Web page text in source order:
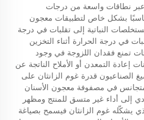
عبر نطاقات واسعة من درجات
بشكل خاص لتطبيقات معجون
النباتية إلى تقلبات في درجة
في درجة الحرارة أثناء التخزين
تمنع فقدان اللزوجة في وجود
إعادة التمعدن أو الأملاح الناتجة عن
الصناعيون قدرة غوم الزانثان على
في مصفوفة معجون الأسنان
إلى أداء غير متسق للمنتج ومظهر
يشكّله غوم الزانثان فيسمح بصياغة